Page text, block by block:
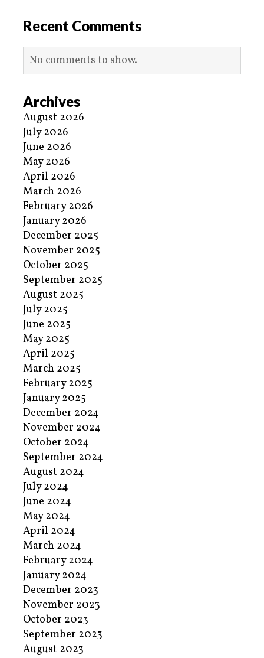
Recent Comments
No comments to show.
Archives
August 2026
July 2026
June 2026
May 2026
April 2026
March 2026
February 2026
January 2026
December 2025
November 2025
October 2025
September 2025
August 2025
July 2025
June 2025
May 2025
April 2025
March 2025
February 2025
January 2025
December 2024
November 2024
October 2024
September 2024
August 2024
July 2024
June 2024
May 2024
April 2024
March 2024
February 2024
January 2024
December 2023
November 2023
October 2023
September 2023
August 2023